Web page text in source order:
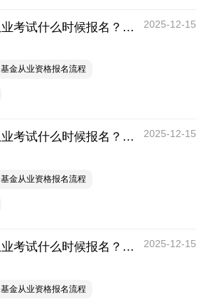
2026年江西基金从业考试什么时候报名？要提前注册吗？ 2025-12-15
基金从业资格报名流程
2026年辽宁基金从业考试什么时候报名？要提前注册吗？ 2025-12-15
基金从业资格报名流程
2026年新疆基金从业考试什么时候报名？要提前注册吗？ 2025-12-15
基金从业资格报名流程